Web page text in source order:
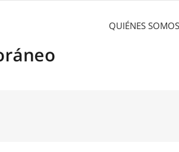
QUIÉNES SOMOS